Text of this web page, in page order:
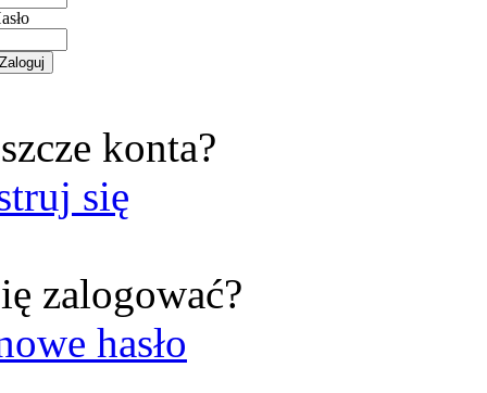
konta?
się
zalogować?
hasło